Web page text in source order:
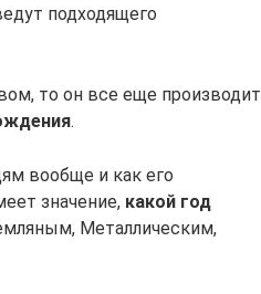
подходящего
то он все еще производит
.
вообще и как его
значение, какой год
Металлическим,